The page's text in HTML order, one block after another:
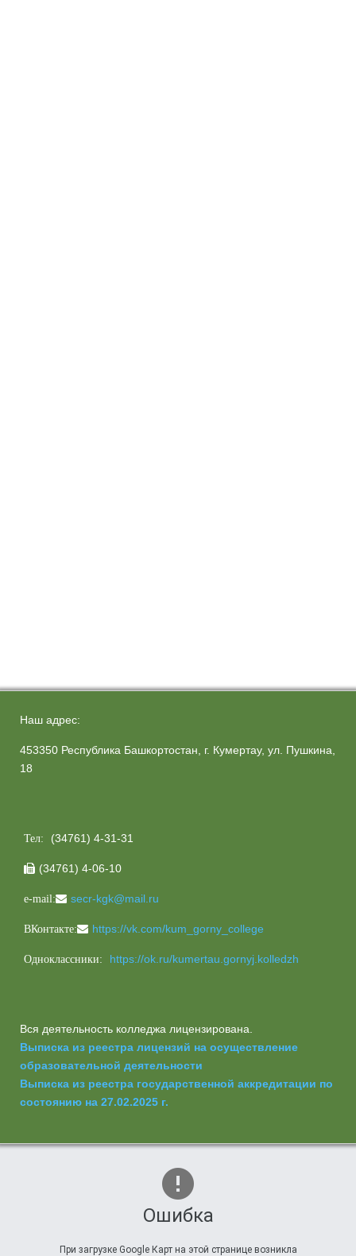
Наш адрес:
453350 Республика Башкортостан, г. Кумертау, ул. Пушкина,
18
Тел: (34761) 4-31-31
 (34761) 4-06-10
e-mail: secr-kgk@mail.ru
ВКонтакте: https://vk.com/kum_gorny_college
Одноклассники: https://ok.ru/kumertau.gornyj.kolledzh
Вся деятельность колледжа лицензирована.
Выписка из реестра лицензий на осуществление
образовательной деятельности
Выписка из реестра государственной аккредитации по
состоянию на 27.02.2025 г.
Ошибка
При загрузке Google Карт на этой странице возникла